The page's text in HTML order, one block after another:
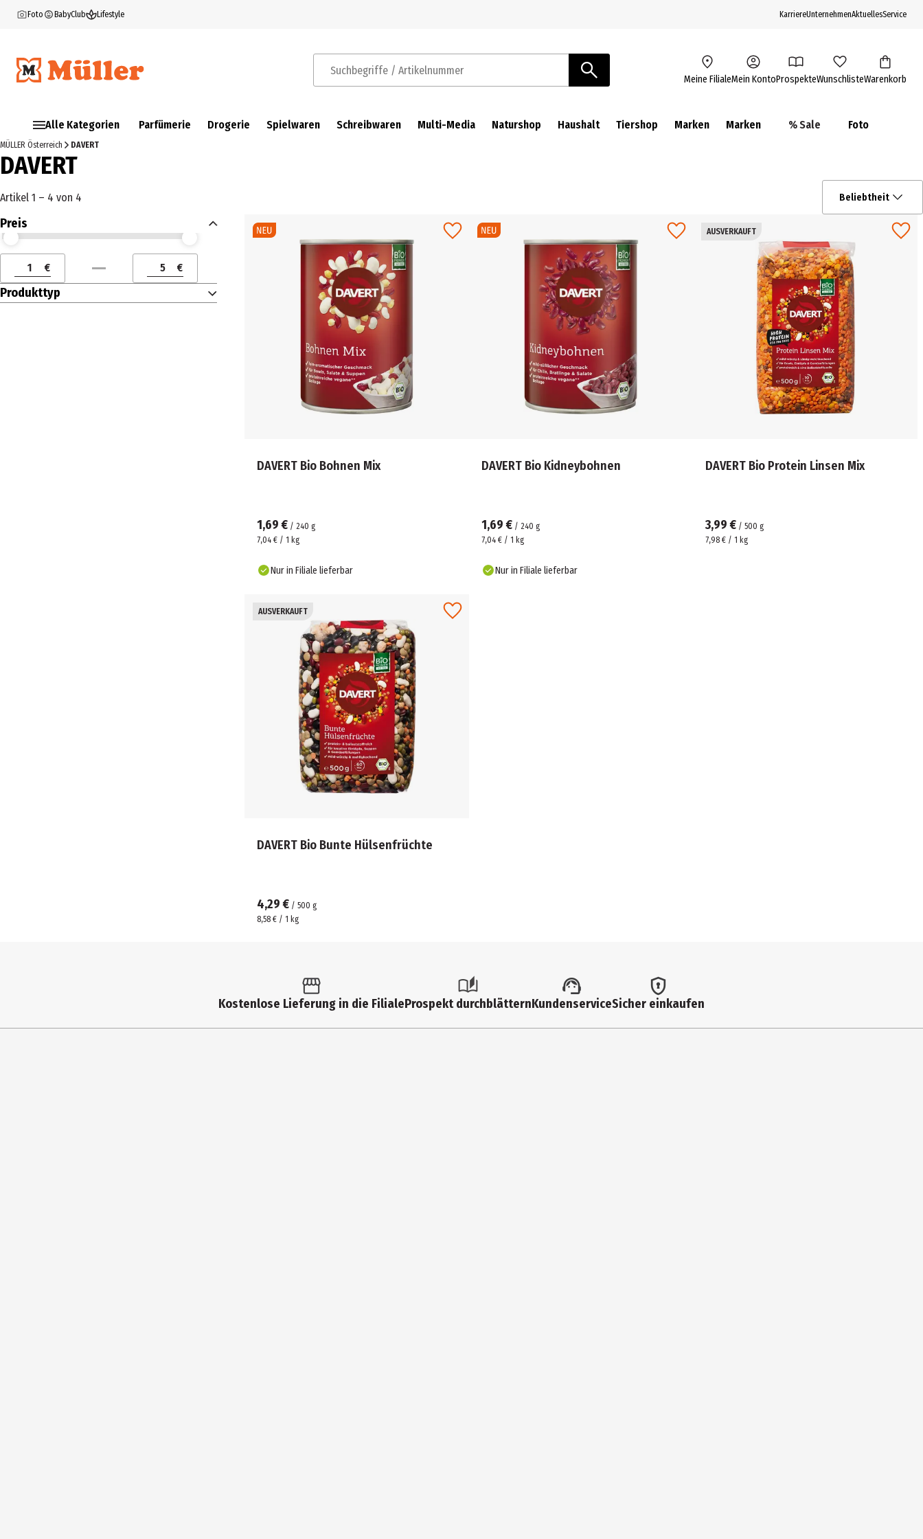
Foto BabyClub Lifestyle KarriereUnternehmenAktuellesService
Suchbegriffe / Artikelnummer Meine FilialeMein KontoProspekteWunschlisteWarenkorb
Alle Kategorien Parfümerie Drogerie Spielwaren Schreibwaren Multi-Media Naturshop Haushalt Tiershop Marken Marken % Sale Foto
MÜLLER Österreich DAVERT
DAVERT
Artikel 1 – 4 von 4 Beliebtheit
Preis
Preis (€) ab
Preis (€) bis
Preis (€) ab
€
Preis (€) bis
€
Produkttyp
DAVERT Bio Bohnen Mix
1,69 € / 240 g
7,04 € / 1 kg
Nur in Filiale lieferbar
DAVERT Bio Kidneybohnen
1,69 €/ 240 g
7,04 € / 1 kg
Nur in Filiale lieferbar
AUSVERKAUFT
DAVERT Bio Protein Linsen Mix
3,99 € /500 g
7,98 € / 1 kg
AUSVERKAUFT
DAVERT Bio Bunte Hülsenfrüchte
4,29 € / 500 g
8,58 € / 1 kg
Kostenlose Lieferung in die FilialeProspekt durchblätternKundenserviceSicher einkaufen